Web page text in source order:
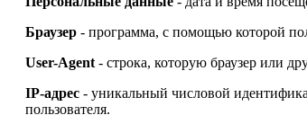
Браузер - программа, с помощью которой
User-Agent - строка, которую браузер или
IP-адрес - уникальный числовой
пользователя.